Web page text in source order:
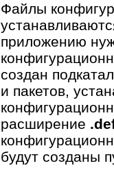
Файлы
приложению
создан
и пакетов,
расширение
будут созданы